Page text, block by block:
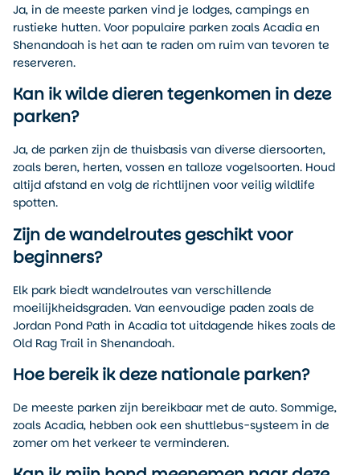
Ja, in de meeste parken vind je lodges, campings en
rustieke hutten. Voor populaire parken zoals Acadia en
Shenandoah is het aan te raden om ruim van tevoren te
reserveren.
Kan ik wilde dieren tegenkomen in deze
parken?
Ja, de parken zijn de thuisbasis van diverse diersoorten,
zoals beren, herten, vossen en talloze vogelsoorten. Houd
altijd afstand en volg de richtlijnen voor veilig wildlife
spotten.
Zijn de wandelroutes geschikt voor
beginners?
Elk park biedt wandelroutes van verschillende
moeilijkheidsgraden. Van eenvoudige paden zoals de
Jordan Pond Path in Acadia tot uitdagende hikes zoals de
Old Rag Trail in Shenandoah.
Hoe bereik ik deze nationale parken?
De meeste parken zijn bereikbaar met de auto. Sommige,
zoals Acadia, hebben ook een shuttlebus-systeem in de
zomer om het verkeer te verminderen.